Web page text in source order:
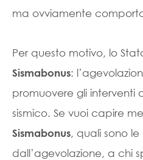
ma ovviamente
Per questo motivo, lo
Sismabonus:
promuovere gli interventi
sismico. Se vuoi capire
Sismabonus, quali sono
dall’agevolazione, a chi